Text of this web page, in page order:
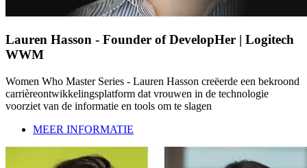
Lauren Hasson - Founder of DevelopHer | Logitech
WWM
Women Who Master Series - Lauren Hasson creëerde een bekroond
carrièreontwikkelingsplatform dat vrouwen in de technologie
voorziet van de informatie en tools om te slagen
MEER INFORMATIE